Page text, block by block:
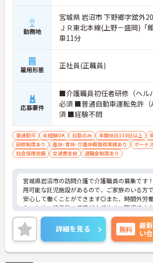
勤務地
宮城県 岩沼市 下野郷字舘外
ＪＲ東北本線(上野－盛岡)「
車11分
雇用形態 正社員(正職員)
応募要件
■介護職員初任者研修（ヘル
必須 ■普通自動車運転免許（
須 ■経験不問
車通勤可 未経験OK 日勤のみ 年間休日110日以上
研修制度あり
産休･育休･介護休暇取得実績あり
ボーナ
社会保険完備
交通費支給 退職金制度あり
宮城県岩沼市の訪問介護で介護職員の募集です
用可能な託児施設があるので、ご家族のいる方
安心して働くことができます◎また、時間外労
ないため、終業後の予定が立てやすい職場です
興味のある方は、面接ポイントをお伝えします
で、お気軽にご連絡ください。
詳細を見る 無料
最
い